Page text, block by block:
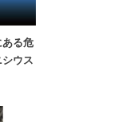
ある危
ウス